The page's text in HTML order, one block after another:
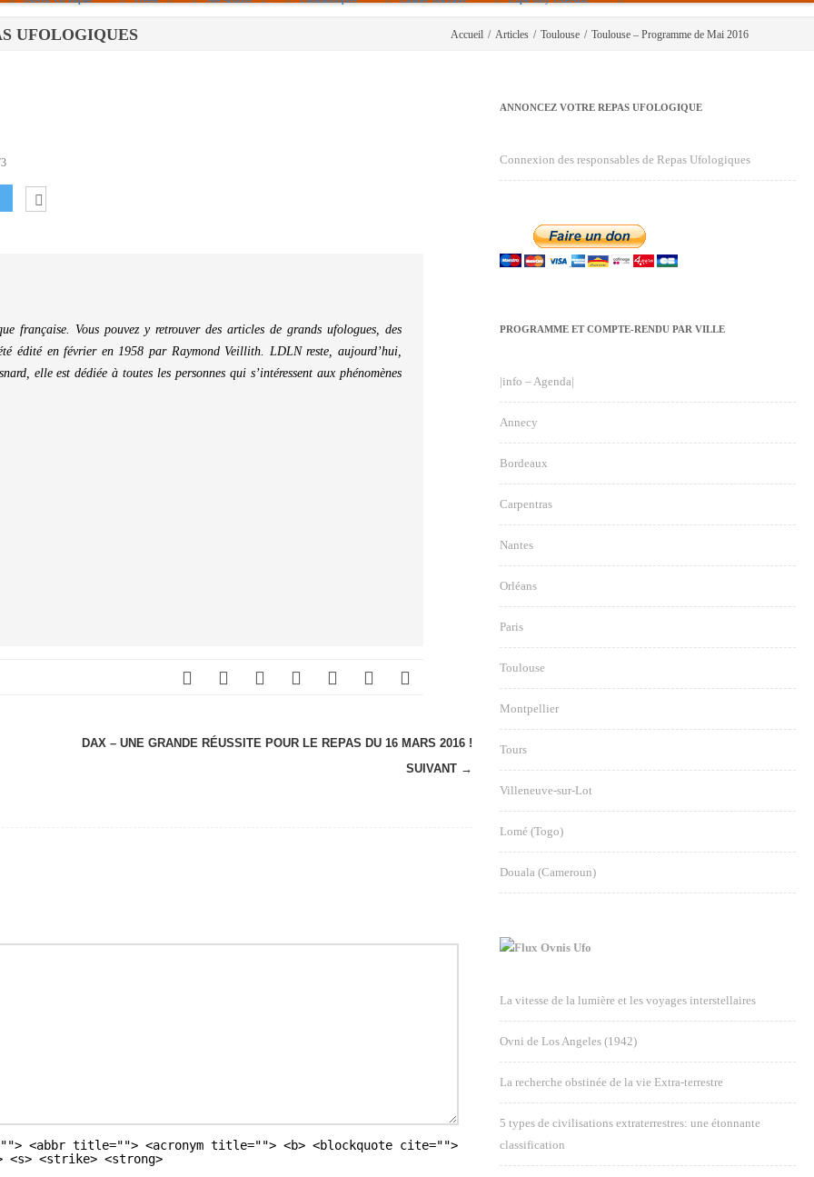
Politique De Cookies (UE)
UFOLOGIQUES Accueil / Articles / Toulouse / Toulouse – Programme de Mai 2016
française. Vous pouvez y retrouver des articles de grands ufologues, des
édité en février en 1958 par Raymond Veillith. LDLN reste, aujourd’hui,
elle est dédiée à toutes les personnes qui s’intéressent aux phénomènes
DAX – UNE GRANDE RÉUSSITE POUR LE REPAS DU 16 MARS 2016 !
SUIVANT →
<abbr title=""> <acronym title=""> <b> <blockquote cite="">
<s> <strike> <strong>
ANNONCEZ VOTRE REPAS UFOLOGIQUE
Connexion des responsables de Repas Ufologiques
PROGRAMME ET COMPTE-RENDU PAR VILLE
|info – Agenda|
Annecy
Bordeaux
Carpentras
Nantes
Orléans
Paris
Toulouse
Montpellier
Tours
Villeneuve-sur-Lot
Lomé (Togo)
Douala (Cameroun)
Ovnis Ufo
La vitesse de la lumière et les voyages interstellaires
Ovni de Los Angeles (1942)
La recherche obstinée de la vie Extra-terrestre
5 types de civilisations extraterrestres: une étonnante
classification